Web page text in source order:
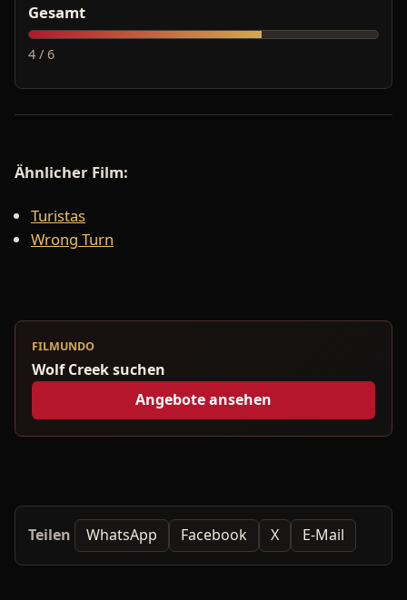
Gesamt
4 / 6
Ähnlicher Film:
Turistas
Wrong Turn
FILMUNDO
Wolf Creek suchen
Angebote ansehen
Teilen WhatsApp Facebook X E-Mail